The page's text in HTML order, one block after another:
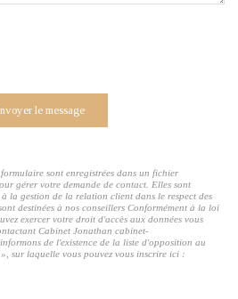
le message
sont enregistrées dans un fichier
gérer votre demande de contact. Elles sont
la gestion de la relation client dans le respect des
destinées à nos conseillers Conformément à la loi
exercer votre droit d'accès aux données vous
Cabinet Jonathan cabinet-
de l'existence de la liste d'opposition au
sur laquelle vous pouvez vous inscrire ici :